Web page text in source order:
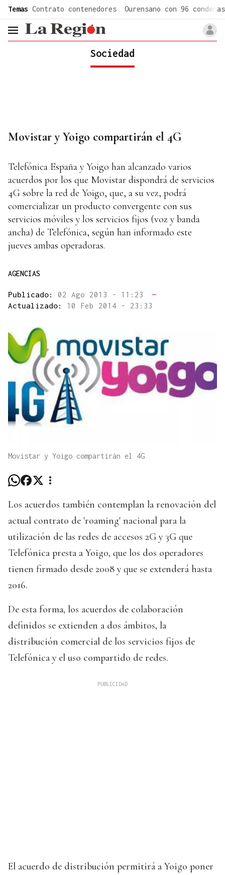
Temas Contrato contenedores Ourensano con 96 condenas
header.menu.open
Sociedad
Movistar y Yoigo compartirán el 4G
Telefónica España y Yoigo han alcanzado varios
acuerdos por los que Movistar dispondrá de servicios
4G sobre la red de Yoigo, que, a su vez, podrá
comercializar un producto convergente con sus
servicios móviles y los servicios fijos (voz y banda
ancha) de Telefónica, según han informado este
jueves ambas operadoras.
AGENCIAS
Publicado: 02 Ago 2013 - 11:23
—
Actualizado: 10 Feb 2014 - 23:33
Movistar y Yoigo compartirán el 4G
Los acuerdos también contemplan la renovación del
actual contrato de 'roaming' nacional para la
utilización de las redes de accesos 2G y 3G que
Telefónica presta a Yoigo, que los dos operadores
tienen firmado desde 2008 y que se extenderá hasta
2016.
De esta forma, los acuerdos de colaboración
definidos se extienden a dos ámbitos, la
distribución comercial de los servicios fijos de
Telefónica y el uso compartido de redes.
El acuerdo de distribución permitirá a Yoigo poner